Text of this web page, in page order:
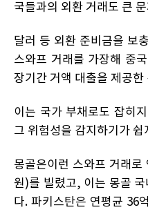
국들과의 외환 거래도 큰
달러 등 외환 준비금을 보
스와프 거래를 가장해 중
장기간 거액 대출을 제공한
이는 국가 부채로도 잡히
그 위험성을 감지하기가 쉽
몽골은이런 스와프 거래
원)를 빌렸고, 이는 몽골
다. 파키스탄은 연평균 36